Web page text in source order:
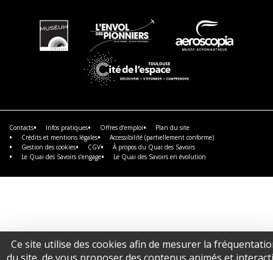
Ce site utilise des cookies afin de mesurer la
En
savoir
plus
Contacts Infos pratiques Offres d’emploi
Plan du site
Crédits et mentions légales
Accessibilité (partiellement conforme)
Gestion des cookies
CGV
À propos du Quai des Savoirs
Le Quai des Savoirs s’engage
Le Quai des Savoirs en évolution